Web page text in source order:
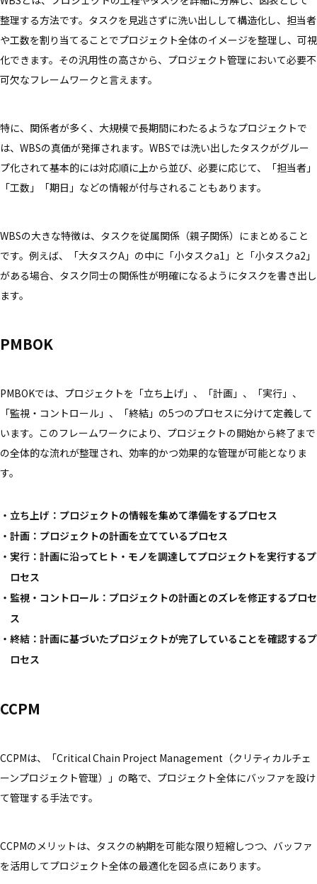
整理する方法です。タスクを見逃さずに洗い出しして構造化し、担当者
や工数を割り当てることでプロジェクト全体のイメージを整理し、可視
化できます。その汎用性の高さから、プロジェクト管理において必要不
可欠なフレームワークと言えます。
特に、関係者が多く、大規模で長期間にわたるようなプロジェクトで
は、WBSの真価が発揮されます。WBSでは洗い出したタスクがグルー
プ化されて基本的には対応順に上から並び、必要に応じて、「担当者」
「工数」「期日」などの情報が付与されることもあります。
WBSの大きな特徴は、タスクを従属関係（親子関係）にまとめること
です。例えば、「大タスクA」の中に「小タスクa1」と「小タスクa2」
がある場合、タスク同士の関係性が明確になるようにタスクを書き出し
ます。
PMBOK
PMBOKでは、プロジェクトを「立ち上げ」、「計画」、「実行」、
「監視・コントロール」、「終結」の5つのプロセスに分けて定義して
います。このフレームワークにより、プロジェクトの開始から終了まで
の全体的な流れが整理され、効率的かつ効果的な管理が可能となりま
す。
立ち上げ：プロジェクトの情報を集めて準備をするプロセス
計画：プロジェクトの計画を立てているプロセス
実行：計画に沿ってヒト・モノを調達してプロジェクトを実行するプ
ロセス
監視・コントロール：プロジェクトの計画とのズレを修正するプロセ
ス
終結：計画に基づいたプロジェクトが完了していることを確認するプ
ロセス
CCPM
CCPMは、「Critical Chain Project Management（クリティカルチェ
ーンプロジェクト管理）」の略で、プロジェクト全体にバッファを設け
て管理する手法です。
CCPMのメリットは、タスクの納期を可能な限り短縮しつつ、バッファ
を活用してプロジェクト全体の最適化を図る点にあります。